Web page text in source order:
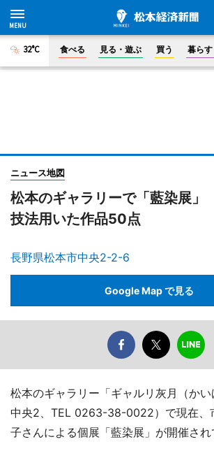
32°C 食べる 見る・遊ぶ 買う 暮らす
ニュース地図
松本のギャラリーで「藍染展
技法用いた作品50点
長野県松本市中央2-2-6
Google Map で見る
松本のギャラリー「ギャルリ灰月（か
中央2、TEL 0263-38-0022）で現在、
子さんによる個展「藍染展」が開催され